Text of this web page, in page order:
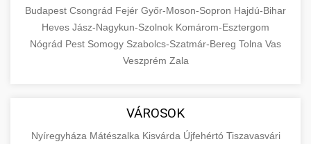
Budapest Csongrád Fejér Győr-Moson-Sopron Hajdú-Bihar
Heves Jász-Nagykun-Szolnok Komárom-Esztergom
Nógrád Pest Somogy Szabolcs-Szatmár-Bereg Tolna Vas
Veszprém Zala
VÁROSOK
Nyíregyháza Mátészalka Kisvárda Újfehértó Tiszavasvári